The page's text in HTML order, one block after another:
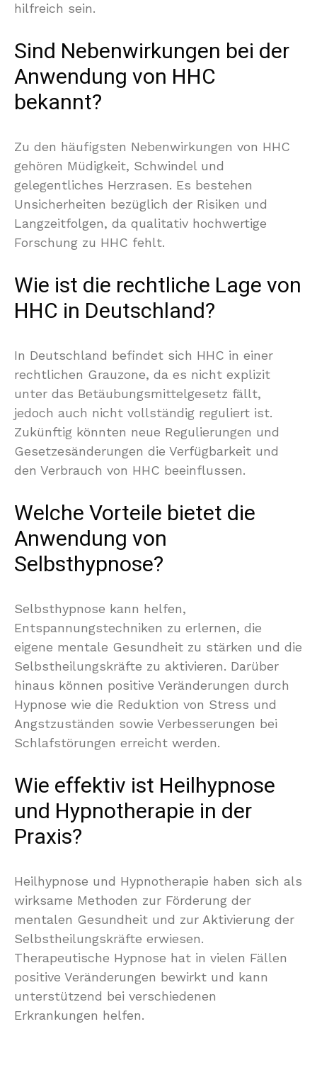
hilfreich sein.
Sind Nebenwirkungen bei der
Anwendung von HHC
bekannt?
Zu den häufigsten Nebenwirkungen von HHC
gehören Müdigkeit, Schwindel und
gelegentliches Herzrasen. Es bestehen
Unsicherheiten bezüglich der Risiken und
Langzeitfolgen, da qualitativ hochwertige
Forschung zu HHC fehlt.
Wie ist die rechtliche Lage von
HHC in Deutschland?
In Deutschland befindet sich HHC in einer
rechtlichen Grauzone, da es nicht explizit
unter das Betäubungsmittelgesetz fällt,
jedoch auch nicht vollständig reguliert ist.
Zukünftig könnten neue Regulierungen und
Gesetzesänderungen die Verfügbarkeit und
den Verbrauch von HHC beeinflussen.
Welche Vorteile bietet die
Anwendung von
Selbsthypnose?
Selbsthypnose kann helfen,
Entspannungstechniken zu erlernen, die
eigene mentale Gesundheit zu stärken und die
Selbstheilungskräfte zu aktivieren. Darüber
hinaus können positive Veränderungen durch
Hypnose wie die Reduktion von Stress und
Angstzuständen sowie Verbesserungen bei
Schlafstörungen erreicht werden.
Wie effektiv ist Heilhypnose
und Hypnotherapie in der
Praxis?
Heilhypnose und Hypnotherapie haben sich als
wirksame Methoden zur Förderung der
mentalen Gesundheit und zur Aktivierung der
Selbstheilungskräfte erwiesen.
Therapeutische Hypnose hat in vielen Fällen
positive Veränderungen bewirkt und kann
unterstützend bei verschiedenen
Erkrankungen helfen.